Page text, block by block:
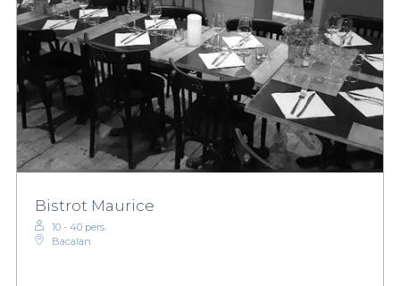
Bistrot Maurice
10 - 40 pers.
Bacalan